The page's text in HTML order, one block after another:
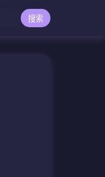
搜索